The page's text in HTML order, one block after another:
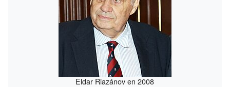
Eldar Riazánov en 2008